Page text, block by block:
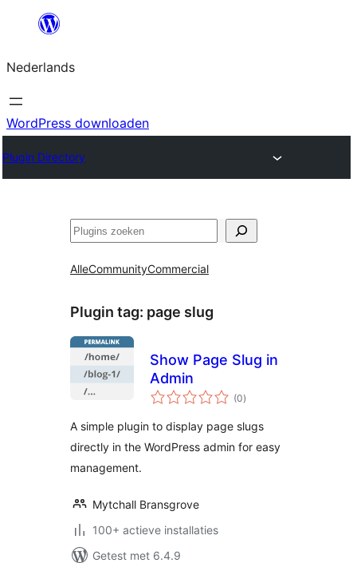
de
inhoud
Nederlands
WordPress downloaden
Plugin Directory
Zoeken
AlleCommunityCommercial
Plugin tag: page slug
Show Page Slug in
Admin
(0totaal
waarderingen
)
A simple plugin to display page slugs
directly in the WordPress admin for easy
management.
Mytchall Bransgrove
100+ actieve installaties
Getest met 6.4.9